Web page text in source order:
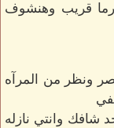
قريب وهنشوف
ونظر من المرآه
شافك وانتي نازله